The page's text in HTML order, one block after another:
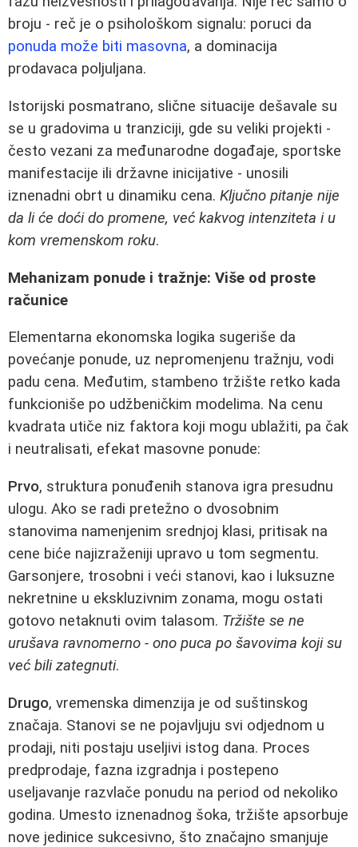
broju - reč je o psihološkom signalu: poruci da
ponuda može biti masovna, a dominacija
prodavaca poljuljana.
Istorijski posmatrano, slične situacije dešavale su
se u gradovima u tranziciji, gde su veliki projekti -
često vezani za međunarodne događaje, sportske
manifestacije ili državne inicijative - unosili
iznenadni obrt u dinamiku cena. Ključno pitanje nije
da li će doći do promene, već kakvog intenziteta i u
kom vremenskom roku.
Mehanizam ponude i tražnje: Više od proste
računice
Elementarna ekonomska logika sugeriše da
povećanje ponude, uz nepromenjenu tražnju, vodi
padu cena. Međutim, stambeno tržište retko kada
funkcioniše po udžbeničkim modelima. Na cenu
kvadrata utiče niz faktora koji mogu ublažiti, pa čak
i neutralisati, efekat masovne ponude:
Prvo, struktura ponuđenih stanova igra presudnu
ulogu. Ako se radi pretežno o dvosobnim
stanovima namenjenim srednjoj klasi, pritisak na
cene biće najizraženiji upravo u tom segmentu.
Garsonjere, trosobni i veći stanovi, kao i luksuzne
nekretnine u ekskluzivnim zonama, mogu ostati
gotovo netaknuti ovim talasom. Tržište se ne
urušava ravnomerno - ono puca po šavovima koji su
već bili zategnuti.
Drugo, vremenska dimenzija je od suštinskog
značaja. Stanovi se ne pojavljuju svi odjednom u
prodaji, niti postaju useljivi istog dana. Proces
predprodaje, fazna izgradnja i postepeno
useljavanje razvlače ponudu na period od nekoliko
godina. Umesto iznenadnog šoka, tržište apsorbuje
nove jedinice sukcesivno, što značajno smanjuje